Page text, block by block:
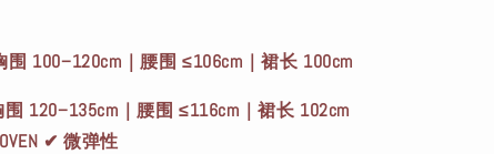
围 100–120cm｜腰围 ≤106cm｜裙长 100cm
120–135cm｜腰围 ≤116cm｜裙长 102cm
✔ 微弹性